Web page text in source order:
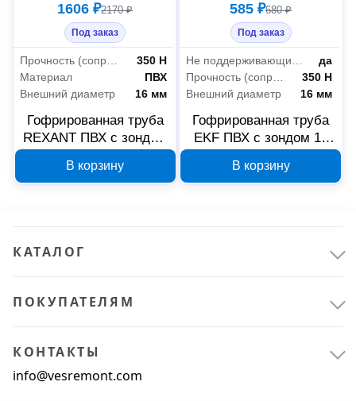
1606 ₽2170 ₽
Под заказ
Прочность (сопротивление сжатию на 5 см при +20°C)
350 Н
Материал
ПВХ
Внешний диаметр
16 мм
Гофрированная труба
REXANT ПВХ с зондом
В корзину
585 ₽680 ₽
Под заказ
Не поддерживающие горение (нг)
да
Прочность (сопротивление сжатию на 5 см при +20°C)
350 Н
Внешний диаметр
16 мм
Гофрированная труба
EKF ПВХ с зондом 16
В корзину
КАТАЛОГ
ПОКУПАТЕЛЯМ
КОНТАКТЫ
info@vesremont.com